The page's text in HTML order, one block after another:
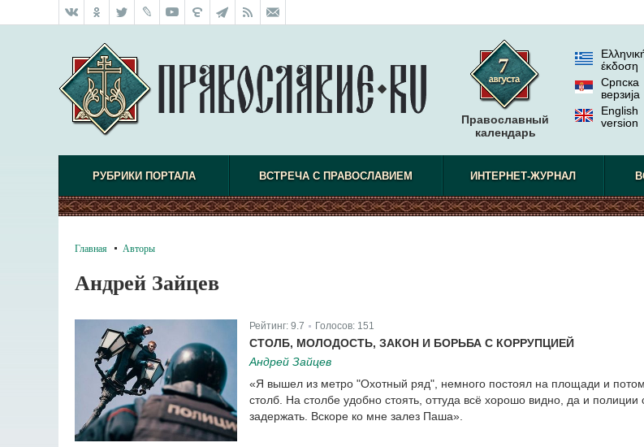
Православный
календарь
έκδοση
Српска
верзиjа
English
version
РУБРИКИ ПОРТАЛА ВСТРЕЧА С ПРАВОСЛАВИЕМ ИНТЕРНЕТ-ЖУРНАЛ
Главная Авторы
Андрей Зайцев
Рейтинг: 9.7 Голосов: 151
СТОЛБ, МОЛОДОСТЬ, ЗАКОН И БОРЬБА С КОРРУПЦИЕЙ
Андрей Зайцев
«Я вышел из метро "Охотный ряд", немного постоял на площади и
столб. На столбе удобно стоять, оттуда всё хорошо видно, да и полиции
задержать. Вскоре ко мне залез Паша».